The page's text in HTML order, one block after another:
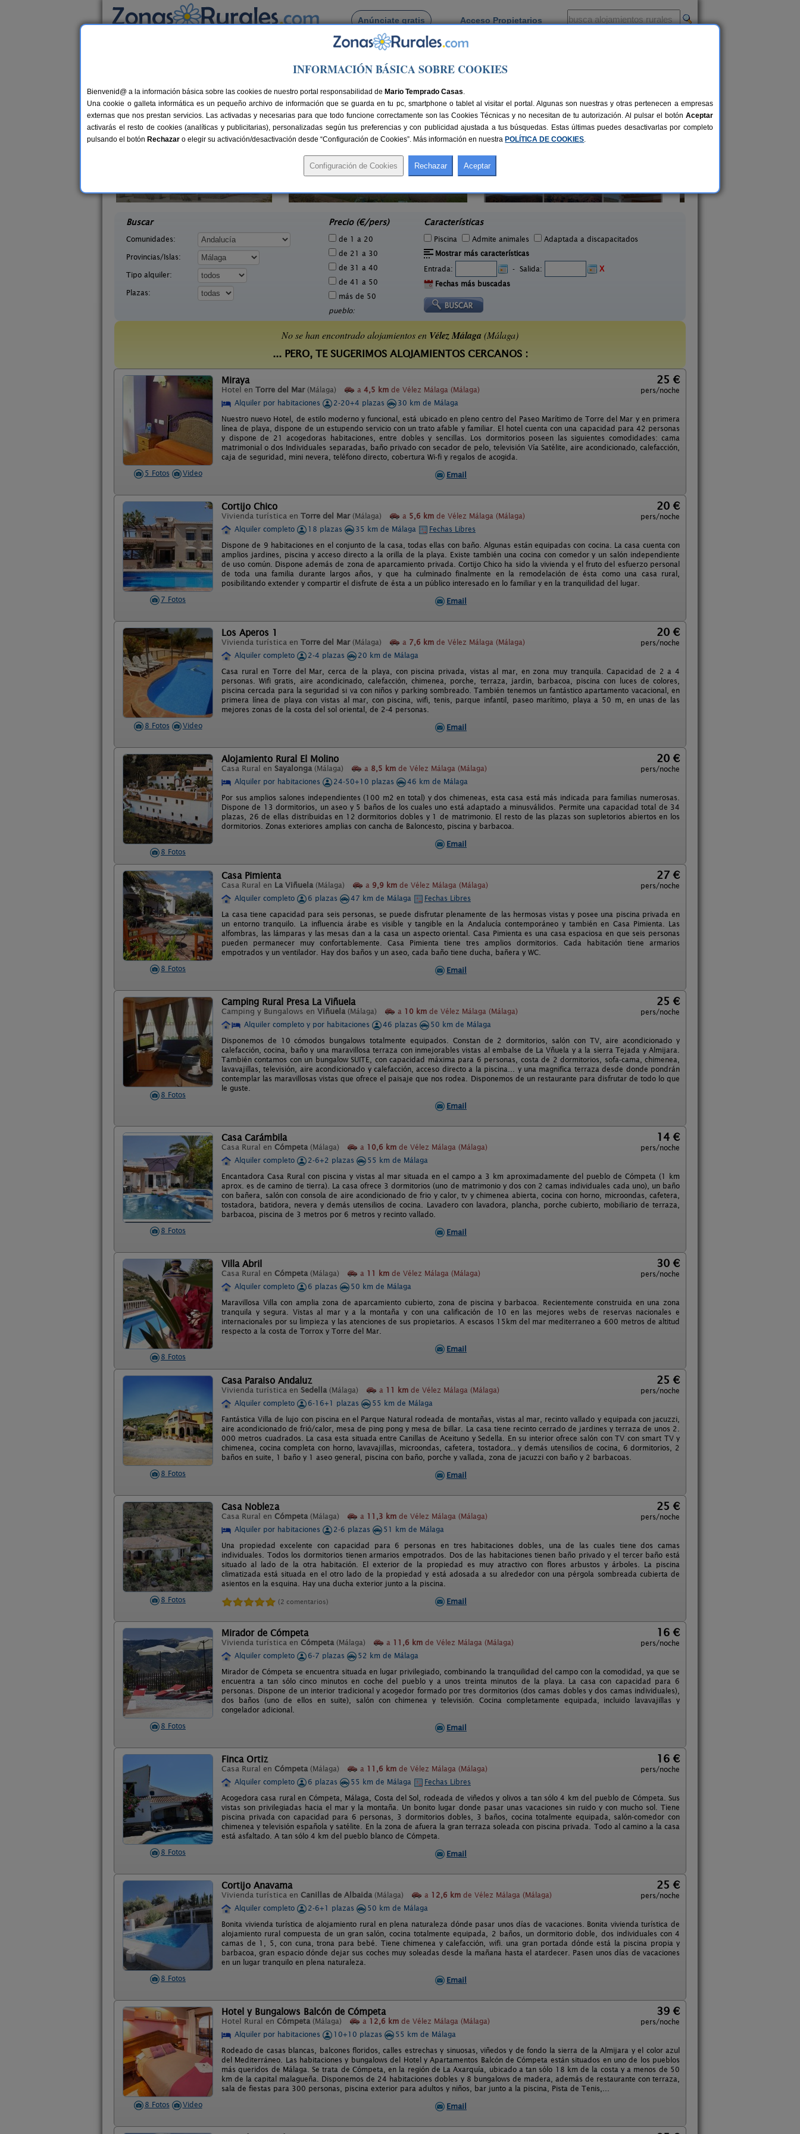
Anúnciate gratis Acceso Propietarios
Busca por pueblo
Casas Rurales cerca de Vélez Málaga
Casa Sunset El Tejar
Buscar
Comunidades:
Provincias/Islas:
Tipo alquiler:
Plazas:
Precio (€/pers)
de 1 a 20
de 21 a 30
de 31 a 40
de 41 a 50
más de 50
pueblo:
Características
Piscina Admite animales
Adaptada a discapacitados
Mostrar más características
Entrada:
- Salida:
X
Fechas más buscadas
No se han encontrado alojamientos en Vélez Málaga (Málaga)
... PERO, TE SUGERIMOS ALOJAMIENTOS CERCANOS :
5 Fotos Video
Miraya
Hotel en Torre del Mar (Málaga) a 4,5 km de Vélez Málaga (Málaga)
25 €
pers/noche
Alquiler por habitaciones
2-20+4 plazas
30 km de Málaga
Nuestro nuevo Hotel, de estilo moderno y funcional, está ubicado en pleno centro del Paseo Marítimo de Torre del Mar y en primera
línea de playa, dispone de un estupendo servicio con un trato afable y familiar. El hotel cuenta con una capacidad para 42 personas
y dispone de 21 acogedoras habitaciones, entre dobles y sencillas. Los dormitorios poseen las siguientes comodidades: cama
matrimonial o dos Individuales separadas, baño privado con secador de pelo, televisión Vía Satélite, aire acondicionado, calefacción,
caja de seguridad, mini nevera, teléfono directo, cobertura Wi-fi y regalos de acogida.
Email
7 Fotos
Cortijo Chico
Vivienda turística en Torre del Mar (Málaga) a 5,6 km de Vélez Málaga (Málaga)
20 €
pers/noche
Alquiler completo
18 plazas 35 km de Málaga
Fechas Libres
Dispone de 9 habitaciones en el conjunto de la casa, todas ellas con baño. Algunas están equipadas con cocina. La casa cuenta con
amplios jardines, piscina y acceso directo a la orilla de la playa. Existe también una cocina con comedor y un salón independiente
de uso común. Dispone además de zona de aparcamiento privada. Cortijo Chico ha sido la vivienda y el fruto del esfuerzo personal
de toda una familia durante largos años, y que ha culminado finalmente en la remodelación de ésta como una casa rural,
posibilitando extender y compartir el disfrute de ésta a un público interesado en lo familiar y en la tranquilidad del lugar.
Email
8 Fotos Video
Los Aperos 1
Vivienda turística en Torre del Mar (Málaga) a 7,6 km de Vélez Málaga (Málaga)
20 €
pers/noche
Alquiler completo
2-4 plazas
20 km de Málaga
Casa rural en Torre del Mar, cerca de la playa, con piscina privada, vistas al mar, en zona muy tranquila. Capacidad de 2 a 4
personas. Wifi gratis, aire acondicinado, calefacción, chimenea, porche, terraza, jardin, barbacoa, piscina con luces de colores,
piscina cercada para la seguridad si va con niños y parking sombreado. También tenemos un fantástico apartamento vacacional, en
primera línea de playa con vistas al mar, con piscina, wifi, tenis, parque infantil, paseo marítimo, playa a 50 m, en unas de las
mejores zonas de la costa del sol oriental, de 2-4 personas.
Email
8 Fotos
Alojamiento Rural El Molino
Casa Rural en Sayalonga (Málaga) a 8,5 km de Vélez Málaga (Málaga)
20 €
pers/noche
Alquiler por habitaciones
24-50+10 plazas
46 km de Málaga
Por sus amplios salones independientes (100 m2 en total) y dos chimeneas, esta casa está más indicada para familias numerosas.
Dispone de 13 dormitorios, un aseo y 5 baños de los cuales uno está adaptado a minusválidos. Permite una capacidad total de 34
plazas, 26 de ellas distribuidas en 12 dormitorios dobles y 1 de matrimonio. El resto de las plazas son supletorios abiertos en los
dormitorios. Zonas exteriores amplias con cancha de Baloncesto, piscina y barbacoa.
Email
8 Fotos
Casa Pimienta
Casa Rural en La Viñuela (Málaga) a 9,9 km de Vélez Málaga (Málaga)
27 €
pers/noche
Alquiler completo
6 plazas 47 km de Málaga
Fechas Libres
La casa tiene capacidad para seis personas, se puede disfrutar plenamente de las hermosas vistas y posee una piscina privada en
un entorno tranquilo. La influencia árabe es visible y tangible en la Andalucía contemporáneo y también en Casa Pimienta. Las
alfombras, las lámparas y las mesas dan a la casa un aspecto oriental. Casa Pimienta es una casa espaciosa en que seis personas
pueden permanecer muy confortablemente. Casa Pimienta tiene tres amplios dormitorios. Cada habitación tiene armarios
empotrados y un ventilador. Hay dos baños y un aseo, cada baño tiene ducha, bañera y WC.
Email
8 Fotos
Camping Rural Presa La Viñuela
Camping y Bungalows en Viñuela (Málaga) a 10 km de Vélez Málaga (Málaga)
25 €
pers/noche
Alquiler completo y por habitaciones
46 plazas
50 km de Málaga
Disponemos de 10 cómodos bungalows totalmente equipados. Constan de 2 dormitorios, salón con TV, aire acondicionado y
calefacción, cocina, baño y una maravillosa terraza con inmejorables vistas al embalse de La Vñuela y a la sierra Tejada y Almijara.
También contamos con un bungalow SUITE, con capacidad máxima para 6 personas, costa de 2 dormitorios, sofa-cama, chimenea,
lavavajillas, televisión, aire acondicionado y calefacción, acceso directo a la piscina... y una magnifica terraza desde donde pondrán
contemplar las maravillosas vistas que ofrece el paisaje que nos rodea. Disponemos de un restaurante para disfrutar de todo lo que
le guste.
Email
8 Fotos
Casa Carámbila
Casa Rural en Cómpeta (Málaga) a 10,6 km de Vélez Málaga (Málaga)
14 €
pers/noche
Alquiler completo
2-6+2 plazas
55 km de Málaga
Encantadora Casa Rural con piscina y vistas al mar situada en el campo a 3 km aproximadamente del pueblo de Cómpeta (1 km
aprox. es de camino de tierra). La casa ofrece 3 dormitorios (uno de matrimonio y dos con 2 camas individuales cada uno), un baño
con bañera, salón con consola de aire acondicionado de frio y calor, tv y chimenea abierta, cocina con horno, microondas, cafetera,
tostadora, batidora, nevera y demás utensilios de cocina. Lavadero con lavadora, plancha, porche cubierto, mobiliario de terraza,
barbacoa, piscina de 3 metros por 6 metros y recinto vallado.
Email
8 Fotos
Villa Abril
Casa Rural en Cómpeta (Málaga) a 11 km de Vélez Málaga (Málaga)
30 €
pers/noche
Alquiler completo
6 plazas
50 km de Málaga
Maravillosa Villa con amplia zona de aparcamiento cubierto, zona de piscina y barbacoa. Recientemente construida en una zona
tranquila y segura. Vistas al mar y a la montaña y con una calificación de 10 en las mejores webs de reservas nacionales e
internacionales por su limpieza y las atenciones de sus propietarios. A escasos 15km del mar mediterraneo a 600 metros de altitud
respecto a la costa de Torrox y Torre del Mar.
Email
8 Fotos
Casa Paraiso Andaluz
Vivienda turística en Sedella (Málaga) a 11 km de Vélez Málaga (Málaga)
25 €
pers/noche
Alquiler completo
6-16+1 plazas
55 km de Málaga
Fantástica Villa de lujo con piscina en el Parque Natural rodeada de montañas, vistas al mar, recinto vallado y equipada con jacuzzi,
aire acondicionado de frió/calor, mesa de ping pong y mesa de billar. La casa tiene recinto cerrado de jardines y terraza de unos 2.
000 metros cuadrados. La casa esta situada entre Canillas de Aceituno y Sedella. En su interior ofrece salón con TV con smart TV y
chimenea, cocina completa con horno, lavavajillas, microondas, cafetera, tostadora.. y demás utensilios de cocina, 6 dormitorios, 2
baños en suite, 1 baño y 1 aseo general, piscina con baño, porche y vallada, zona de jacuzzi con baño y 2 barbacoas.
Email
8 Fotos
Casa Nobleza
Casa Rural en Cómpeta (Málaga) a 11,3 km de Vélez Málaga (Málaga)
25 €
pers/noche
Alquiler por habitaciones
2-6 plazas
51 km de Málaga
Una propiedad excelente con capacidad para 6 personas en tres habitaciones dobles, una de las cuales tiene dos camas
individuales. Todos los dormitorios tienen armarios empotrados. Dos de las habitaciones tienen baño privado y el tercer baño está
situado al lado de la otra habitación. El exterior de la propiedad es muy atractivo con flores arbustos y árboles. La piscina
climatizada está situada en el otro lado de la propiedad y está adosada a su alrededor con una pérgola sombreada cubierta de
asientos en la esquina. Hay una ducha exterior junto a la piscina.
(2 comentarios) Email
8 Fotos
Mirador de Cómpeta
Vivienda turística en Cómpeta (Málaga) a 11,6 km de Vélez Málaga (Málaga)
16 €
pers/noche
Alquiler completo
6-7 plazas
52 km de Málaga
Mirador de Cómpeta se encuentra situada en lugar privilegiado, combinando la tranquilidad del campo con la comodidad, ya que se
encuentra a tan sólo cinco minutos en coche del pueblo y a unos treinta minutos de la playa. La casa con capacidad para 6
personas. Dispone de un interior tradicional y acogedor formado por tres dormitorios (dos camas dobles y dos camas individuales),
dos baños (uno de ellos en suite), salón con chimenea y televisión. Cocina completamente equipada, incluido lavavajillas y
congelador adicional.
Email
8 Fotos
Finca Ortiz
Casa Rural en Cómpeta (Málaga) a 11,6 km de Vélez Málaga (Málaga)
16 €
pers/noche
Alquiler completo
6 plazas 55 km de Málaga
Fechas Libres
Acogedora casa rural en Cómpeta, Málaga, Costa del Sol, rodeada de viñedos y olivos a tan sólo 4 km del pueblo de Cómpeta. Sus
vistas son privilegiadas hacia el mar y la montaña. Un bonito lugar donde pasar unas vacaciones sin ruido y con mucho sol. Tiene
piscina privada con capacidad para 6 personas, 3 dormitorios dobles, 3 baños, cocina totalmente equipada, salón-comedor con
chimenea y televisión española y satélite. En la zona de afuera la gran terraza soleada con piscina privada. Todo al camino a la casa
está asfaltado. A tan sólo 4 km del pueblo blanco de Cómpeta.
Email
8 Fotos
Cortijo Anavama
Vivienda turística en Canillas de Albaida (Málaga) a 12,6 km de Vélez Málaga (Málaga)
25 €
pers/noche
Alquiler completo
2-6+1 plazas
50 km de Málaga
Bonita vivienda turística de alojamiento rural en plena naturaleza dónde pasar unos días de vacaciones. Bonita vivienda turística de
alojamiento rural compuesta de un gran salón, cocina totalmente equipada, 2 baños, un dormitorio doble, dos individuales con 4
camas de 1, 5, con cuna, trona para bebé. Tiene chimenea y calefacción, wifi. una gran portada dónde está la piscina propia y
barbacoa, gran espacio dónde dejar sus coches muy soleadas desde la mañana hasta el atardecer. Pasen unos días de vacaciones
en un lugar tranquilo en plena naturaleza.
Email
8 Fotos Video
Hotel y Bungalows Balcón de Cómpeta
Hotel Rural en Cómpeta (Málaga) a 12,6 km de Vélez Málaga (Málaga)
39 €
pers/noche
Alquiler por habitaciones
10+10 plazas
55 km de Málaga
Rodeado de casas blancas, balcones floridos, calles estrechas y sinuosas, viñedos y de fondo la sierra de la Almijara y el color azul
del Mediterráneo. Las habitaciones y bungalows del Hotel y Apartamentos Balcón de Cómpeta están situados en uno de los pueblos
más queridos de Málaga. Se trata de Cómpeta, en la región de La Axarquía, ubicado a tan sólo 18 km de la costa y a menos de 50
km de la capital malagueña. Disponemos de 24 habitaciones dobles y 8 bungalows de madera, además de restaurante con terraza,
sala de fiestas para 300 personas, piscina exterior para adultos y niños, bar junto a la piscina, Pista de Tenis,...
Email
INFORMACIÓN BÁSICA SOBRE COOKIES
Bienvenid@ a la información básica sobre las cookies de nuestro portal responsabilidad de Mario Temprado Casas.
Una cookie o galleta informática es un pequeño archivo de información que se guarda en tu pc, smartphone o tablet al visitar el portal. Algunas son nuestras y otras pertenecen a empresas
externas que nos prestan servicios. Las activadas y necesarias para que todo funcione correctamente son las Cookies Técnicas y no necesitan de tu autorización. Al pulsar el botón Aceptar
activarás el resto de cookies (analíticas y publicitarias), personalizadas según tus preferencias y con publicidad ajustada a tus búsquedas. Estas últimas puedes desactivarlas por completo
pulsando el botón Rechazar o elegir su activación/desactivación desde “Configuración de Cookies”. Más información en nuestra POLÍTICA DE COOKIES.